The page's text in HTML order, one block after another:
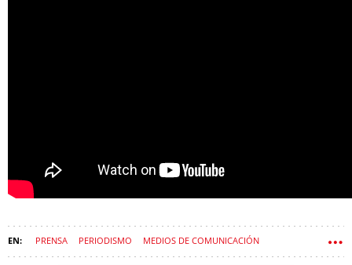
PRENSA PERIODISMO MEDIOS DE COMUNICACIÓN